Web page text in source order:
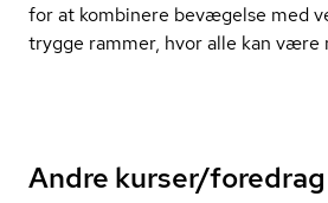
for at kombinere bevægelse med
trygge rammer, hvor alle kan være
Andre kurser/foredrag